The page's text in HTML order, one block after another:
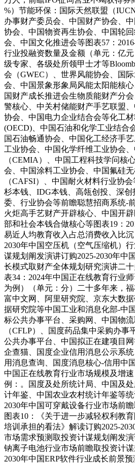
%）节能环保：国际天然联盟（
办事财产委员会、中国财产协会、
协会、中国物资再生协会、中国轮
会、中国文化推进会等图表57：
行业投融资数量及金额（单元：亿
级专家、各级处所领甲士才等
会（GWEC）、世界风能协会、国
会、中国景象形象局风能太阳能核
国财产成长推进会生物质能财产分
警核心、中关村储能财产手艺联盟
协会、中国电力企业结合会等化工
(OECD)、中国石油和化学工业结合
国石油畅通协会、中国化工经济手
工业协会、中国化学纤维工业协会
（CEMIA）、中国工程科技学问核
会、中国涂料工业协会、中国氟硅
（CAFSI）、中国耐火材料行业协
杉本钱、IDG本钱、高瓴创投、深
委、行业协会等前瞻聪慧招商系统-
火炬高手艺财产开辟核心、中国开
部和社会本钱合做核心等图表19：
易近人均教育收入占总消费收入比
2030年中国空压机（空气压缩机）
谋规划阐发演讲订购2025-2030年中
长模式取财产全体规划研究演讲二
表34：2024年中国正在线教育行业
为例）（单元：分）二十多年来，
富中文网、阿里研究院、京东大数
据研究院等中国工业和消息化部-中
标公共办事平台、采购网、中国物
（CFLP）、国度药品集中采购办事
公共办事平台、中国拟正在建项目
企查猫、国度企业信用消息公示系
用消息查询、国度消息核心-信用中
中国正在线教育行业市场规模及增
例：。国度及处所统计局、中国及
计年鉴、中国农业农村统计年鉴等
2030年中国可穿戴设备行业市场前
图表10：《关于进一步减轻权利教
培训承担的看法》解读订购2025-
市场需求预测取投资计谋规划阐发演
钠离子电池行业市场前瞻取投资计
2030年中国ERP软件行业成长前景